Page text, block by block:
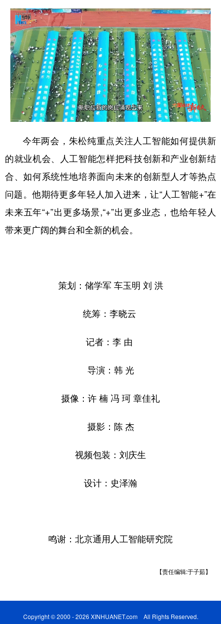
今年两会，朱松纯重点关注人工智能如何提供新
的就业机会、人工智能怎样把科技创新和产业创新结
合、如何系统性地培养面向未来的创新型人才等热点
问题。他期待更多年轻人加入进来，让“人工智能+”在
未来五年“+”出更多场景,“+”出更多业态，也给年轻人
带来更广阔的舞台和全新的机会。
策划：储学军 车玉明 刘 洪
统筹：李晓云
记者：李 由
导演：韩 光
摄像：许 楠 冯 珂 章佳礼
摄影：陈 杰
视频包装：刘庆生
设计：史泽瀚
鸣谢：北京通用人工智能研究院
【责任编辑:于子茹】
Copyright © 2000 - 2026 XINHUANET.com All Rights Reserved.